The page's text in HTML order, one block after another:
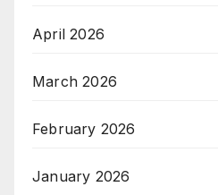
April 2026
March 2026
February 2026
January 2026